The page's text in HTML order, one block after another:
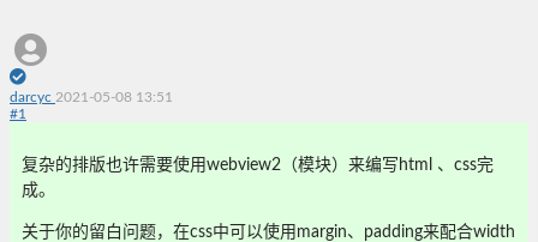
darcyc 2021-05-08 13:51
#1
复杂的排版也许需要使用webview2（模块）来编写html 、css完
成。
关于你的留白问题，在css中可以使用margin、padding来配合width